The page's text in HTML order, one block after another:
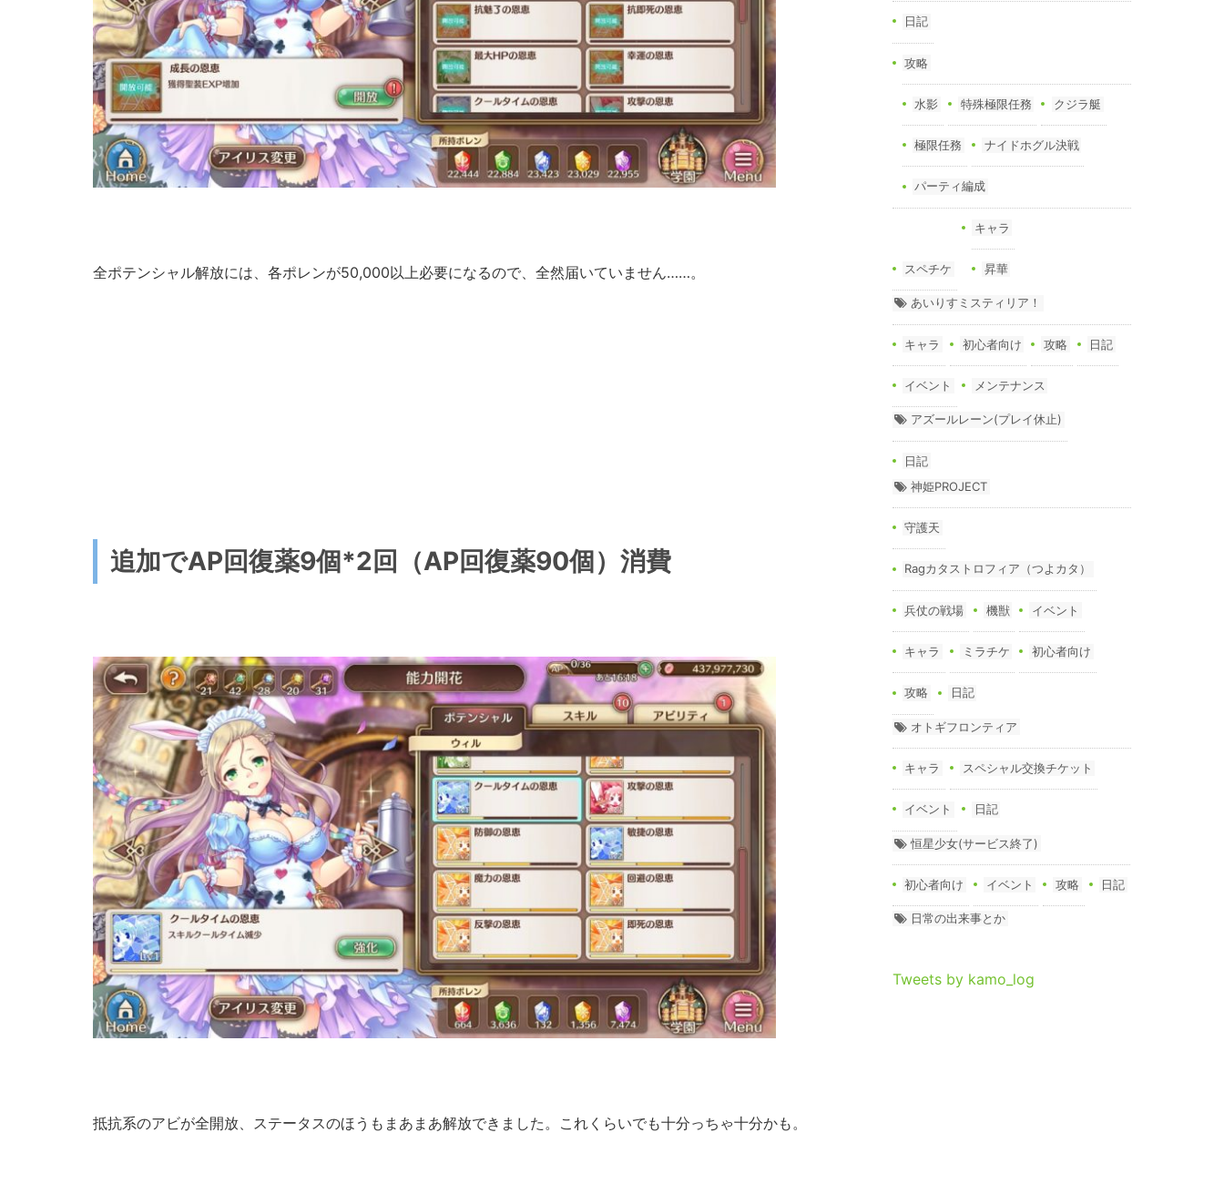
全ポテンシャル解放には、各ポレンが50,000以上必要になるので、全然届いていません……。
追加でAP回復薬9個*2回（AP回復薬90個）消費
抵抗系のアビが全開放、ステータスのほうもまあまあ解放できました。これくらいでも十分っちゃ十分かも。
日記
攻略
水影 特殊極限任務 クジラ艇
極限任務 ナイドホグル決戦
パーティ編成
スペチケ
キャラ
昇華
あいりすミスティリア！
キャラ 初心者向け 攻略 日記
イベント メンテナンス
アズールレーン(プレイ休止)
日記
神姫PROJECT
守護天
Ragカタストロフィア（つよカタ）
兵仗の戦場 機獣 イベント
キャラ ミラチケ 初心者向け
攻略 日記
オトギフロンティア
キャラ スペシャル交換チケット
イベント 日記
恒星少女(サービス終了)
初心者向け イベント 攻略 日記
日常の出来事とか
Tweets by kamo_log